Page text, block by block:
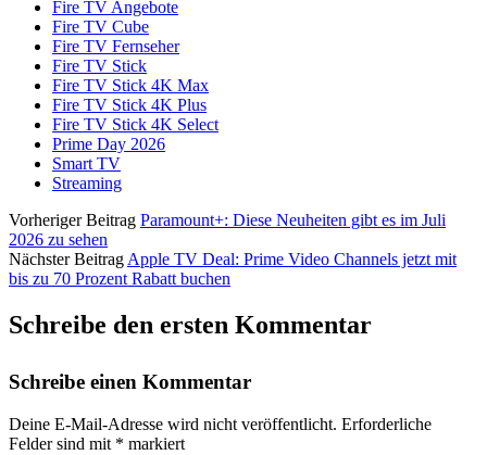
Fire TV Angebote
Fire TV Cube
Fire TV Fernseher
Fire TV Stick
Fire TV Stick 4K Max
Fire TV Stick 4K Plus
Fire TV Stick 4K Select
Prime Day 2026
Smart TV
Streaming
Vorheriger Beitrag Paramount+: Diese Neuheiten gibt es im Juli
2026 zu sehen
Nächster BeitragApple TV Deal: Prime Video Channels jetzt mit
bis zu 70 Prozent Rabatt buchen
Schreibe den ersten Kommentar
Schreibe einen Kommentar
Deine E-Mail-Adresse wird nicht veröffentlicht. Erforderliche
Felder sind mit * markiert